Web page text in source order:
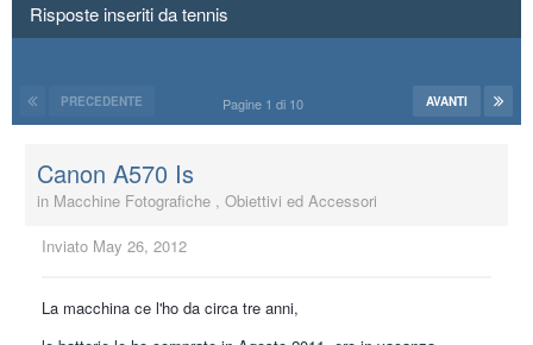
Risposte inseriti da tennis
PRECEDENTE AVANTI
Pagine 1 di 10
Canon A570 Is
in Macchine Fotografiche , Obiettivi ed Accessori
Inviato May 26, 2012
La macchina ce l'ho da circa tre anni,